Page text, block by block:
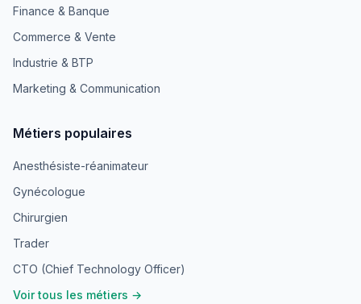
Finance & Banque
Commerce & Vente
Industrie & BTP
Marketing & Communication
Métiers populaires
Anesthésiste-réanimateur
Gynécologue
Chirurgien
Trader
CTO (Chief Technology Officer)
Voir tous les métiers →